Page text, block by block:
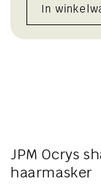
In
JPM Ocrys
haarmasker